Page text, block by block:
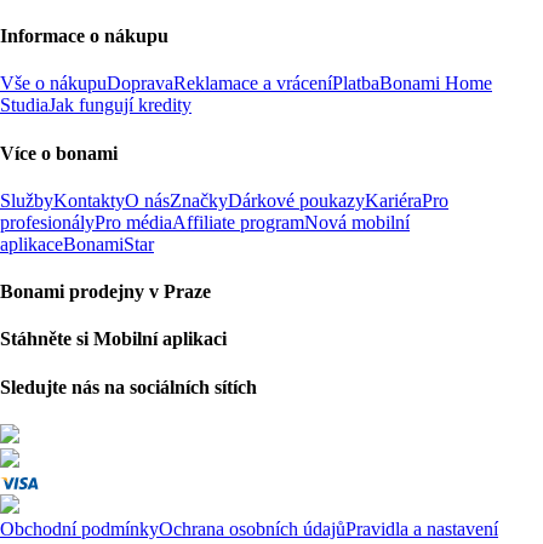
Informace o nákupu
Vše o nákupuDopravaReklamace a vráceníPlatbaBonami Home
StudiaJak fungují kredity
Více o bonami
SlužbyKontaktyO násZnačkyDárkové poukazyKariéraPro
profesionályPro médiaAffiliate programNová mobilní
aplikaceBonamiStar
Bonami prodejny v Praze
Stáhněte si Mobilní aplikaci
Sledujte nás na sociálních sítích
Obchodní podmínkyOchrana osobních údajůPravidla a nastavení